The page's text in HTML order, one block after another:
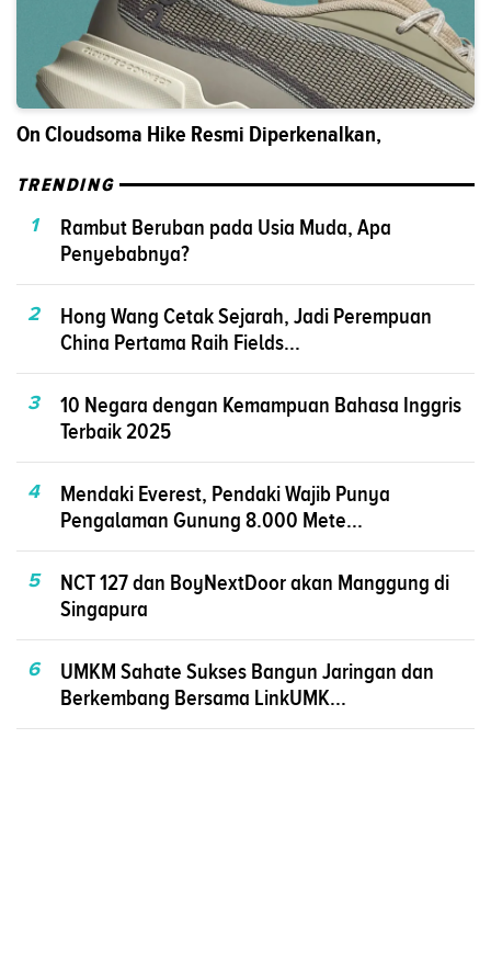
On Cloudsoma Hike Resmi Diperkenalkan,
TRENDING
1
Rambut Beruban pada Usia Muda, Apa
Penyebabnya?
2
Hong Wang Cetak Sejarah, Jadi Perempuan
China Pertama Raih Fields...
3
10 Negara dengan Kemampuan Bahasa Inggris
Terbaik 2025
4
Mendaki Everest, Pendaki Wajib Punya
Pengalaman Gunung 8.000 Mete...
5
NCT 127 dan BoyNextDoor akan Manggung di
Singapura
6
UMKM Sahate Sukses Bangun Jaringan dan
Berkembang Bersama LinkUMK...